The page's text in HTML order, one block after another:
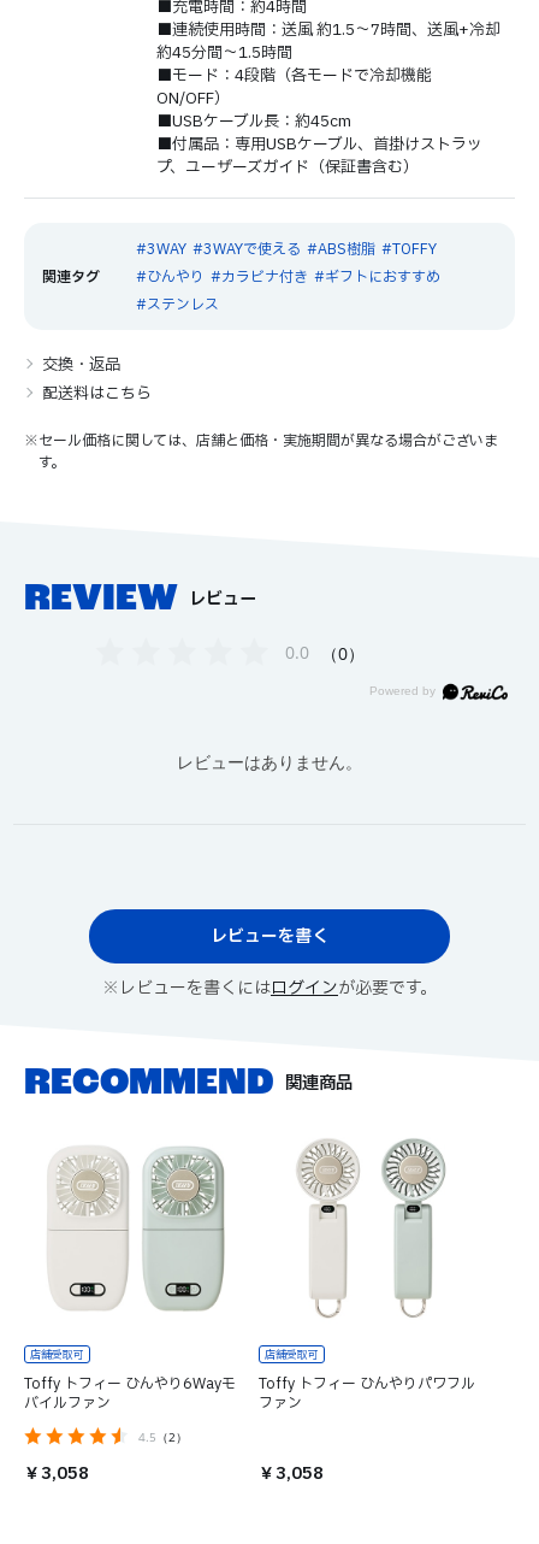
■充電時間：約4時間
■連続使用時間：送風 約1.5～7時間、送風+冷却
約45分間～1.5時間
■モード：4段階（各モードで冷却機能
ON/OFF）
■USBケーブル長：約45cm
■付属品：専用USBケーブル、首掛けストラッ
プ、ユーザーズガイド（保証書含む）
3WAY 3WAYで使える ABS樹脂
TOFFY
ひんやり
カラビナ付き
ギフトにおすすめ
ステンレス
交換・返品
配送料はこちら
※セール価格に関しては、店舗と価格・実施期間が異なる場合がございま
す。
REVIEW レビュー
0.0 0
レビューはありません。
レビューを書く
※レビューを書くにはログインが必要です。
関連商品
Toffy トフィー ひんやり6Wayモ
バイルファン
4.5 （2）
￥3,058
Toffy トフィー ひんやりパワフル
ファン
￥3,058